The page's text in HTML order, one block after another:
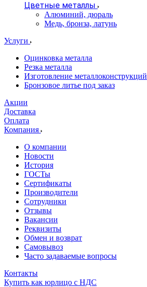
Цветные металлы
Алюминий, дюраль
Медь, бронза, латунь
Услуги
Оцинковка металла
Резка металла
Изготовление металлоконструкций
Бронзовое литье под заказ
Акции
Доставка
Оплата
Компания
О компании
Новости
История
ГОСТы
Сертификаты
Производители
Сотрудники
Отзывы
Вакансии
Реквизиты
Обмен и возврат
Самовывоз
Часто задаваемые вопросы
Контакты
Купить как юрлицо с НДС